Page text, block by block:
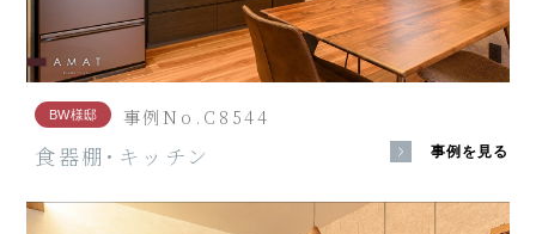
BW様邸 事例No.C8544
食器棚･キッチン 事例を見る